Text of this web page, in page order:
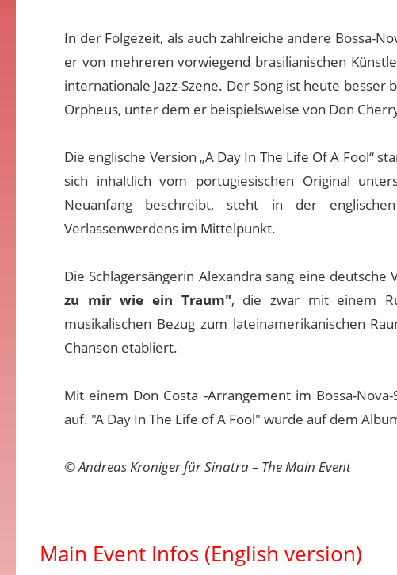
In der Folgezeit, als auch zahlreiche andere Bossa-
er von mehreren vorwiegend brasilianischen
internationale Jazz-Szene. Der Song ist heute
Orpheus, unter dem er beispielsweise von Don
Die englische Version „A Day In The Life Of A Fool“
sich inhaltlich vom portugiesischen Original
Neuanfang beschreibt, steht in der
Verlassenwerdens im Mittelpunkt.
Die Schlagersängerin Alexandra sang eine
zu mir wie ein Traum", die zwar mit einem
musikalischen Bezug zum lateinamerikanischen
Chanson etabliert.
Mit einem Don Costa -Arrangement im Bossa-
auf. "A Day In The Life of A Fool" wurde auf dem
© Andreas Kroniger für Sinatra – The Main Event
Main Event Infos (English version)